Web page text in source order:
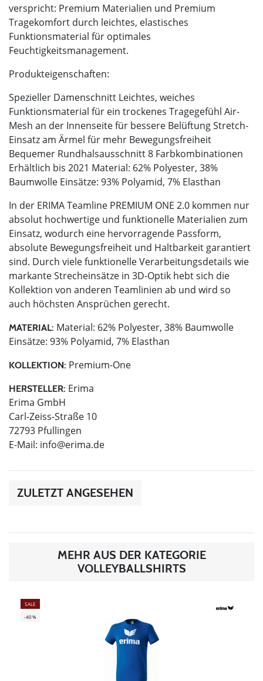
verspricht: Premium Materialien und Premium
Tragekomfort durch leichtes, elastisches
Funktionsmaterial für optimales
Feuchtigkeitsmanagement.
Produkteigenschaften:
Spezieller Damenschnitt Leichtes, weiches
Funktionsmaterial für ein trockenes Tragegefühl Air-
Mesh an der Innenseite für bessere Belüftung Stretch-
Einsatz am Ärmel für mehr Bewegungsfreiheit
Bequemer Rundhalsausschnitt 8 Farbkombinationen
Erhältlich bis 2021 Material: 62% Polyester, 38%
Baumwolle Einsätze: 93% Polyamid, 7% Elasthan
In der ERIMA Teamline PREMIUM ONE 2.0 kommen nur
absolut hochwertige und funktionelle Materialien zum
Einsatz, wodurch eine hervorragende Passform,
absolute Bewegungsfreiheit und Haltbarkeit garantiert
sind. Durch viele funktionelle Verarbeitungsdetails wie
markante Strecheinsätze in 3D-Optik hebt sich die
Kollektion von anderen Teamlinien ab und wird so
auch höchsten Ansprüchen gerecht.
MATERIAL: Material: 62% Polyester, 38% Baumwolle
Einsätze: 93% Polyamid, 7% Elasthan
KOLLEKTION: Premium-One
HERSTELLER: Erima
Erima GmbH
Carl-Zeiss-Straße 10
72793 Pfullingen
E-Mail: info@erima.de
ZULETZT ANGESEHEN
MEHR AUS DER KATEGORIE
VOLLEYBALLSHIRTS
SALE
-40%